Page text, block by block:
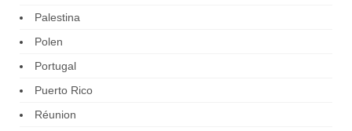
Palestina
Polen
Portugal
Puerto Rico
Réunion